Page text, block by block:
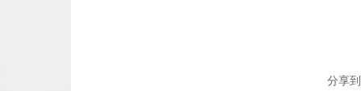
分享